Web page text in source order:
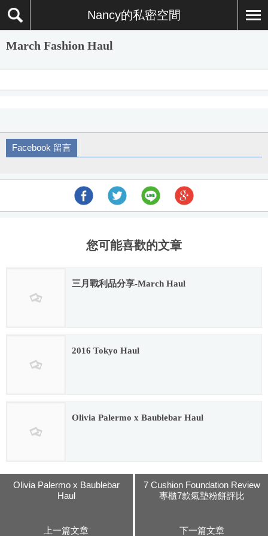
Nancy的私密空間
March Fashion Haul
Facebook 留言
您可能喜歡的文章
三月戰利品分享-March Haul
2016 Tokyo Haul
Olivia Palermo x Baublebar Haul
Olivia Palermo x Baublebar
Haul
上一篇文章
7 Cushion Foundation Review
專櫃7款氣墊粉餅評比
下一篇文章